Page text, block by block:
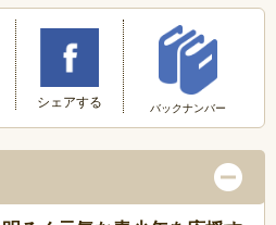
シェアする バックナンバー